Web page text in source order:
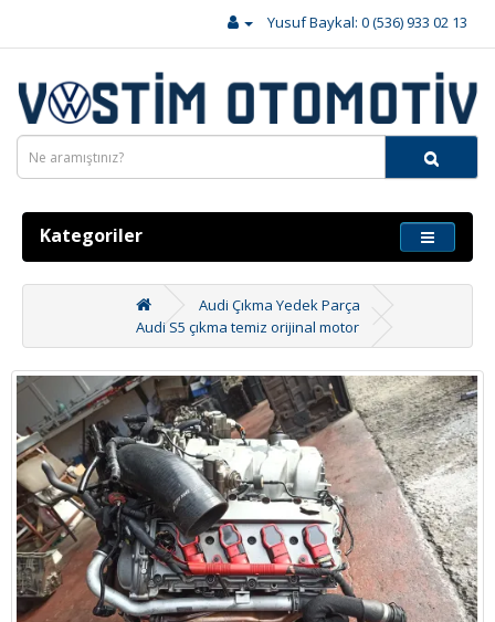
Yusuf Baykal: 0 (536) 933 02 13
Kategoriler
Audi Çıkma Yedek Parça
Audi S5 çıkma temiz orijinal motor